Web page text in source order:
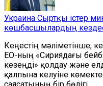
Украина Сыртқы істер
көшбасшылардың
Кеңестің мәліметінше,
ЕО-ның «Сириядағы
кезеңді» қолдау және
қалпына келуіне